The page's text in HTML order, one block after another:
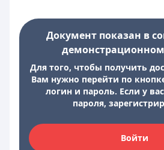
Документ показан в
Для того, чтобы получить
Вам нужно перейти по
логин и пароль. Если у
пароля,
Войти